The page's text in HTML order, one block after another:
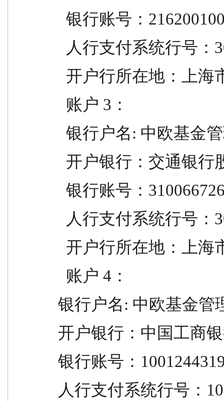
银行账号：
人行支付系统行号
开户行所在地：上海
  账户 3：
银行户名: 中欧基金
开户银行：交通银
银行账号：
人行支付系统行号
开户行所在地：上海
  账户 4：
银行户名: 中欧基金管
开户银行：中国工商
银行账号：
人行支付系统行号：